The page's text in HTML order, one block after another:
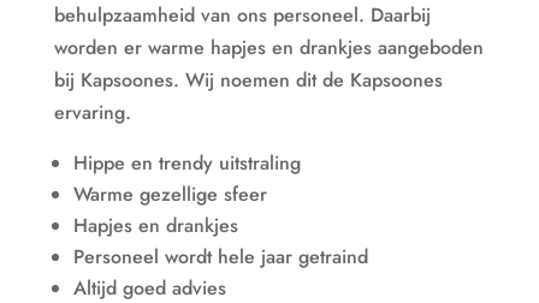
behulpzaamheid van ons personeel. Daarbij
worden er warme hapjes en drankjes aangeboden
bij Kapsoones. Wij noemen dit de Kapsoones
ervaring.
Hippe en trendy uitstraling
Warme gezellige sfeer
Hapjes en drankjes
Personeel wordt hele jaar getraind
Altijd goed advies